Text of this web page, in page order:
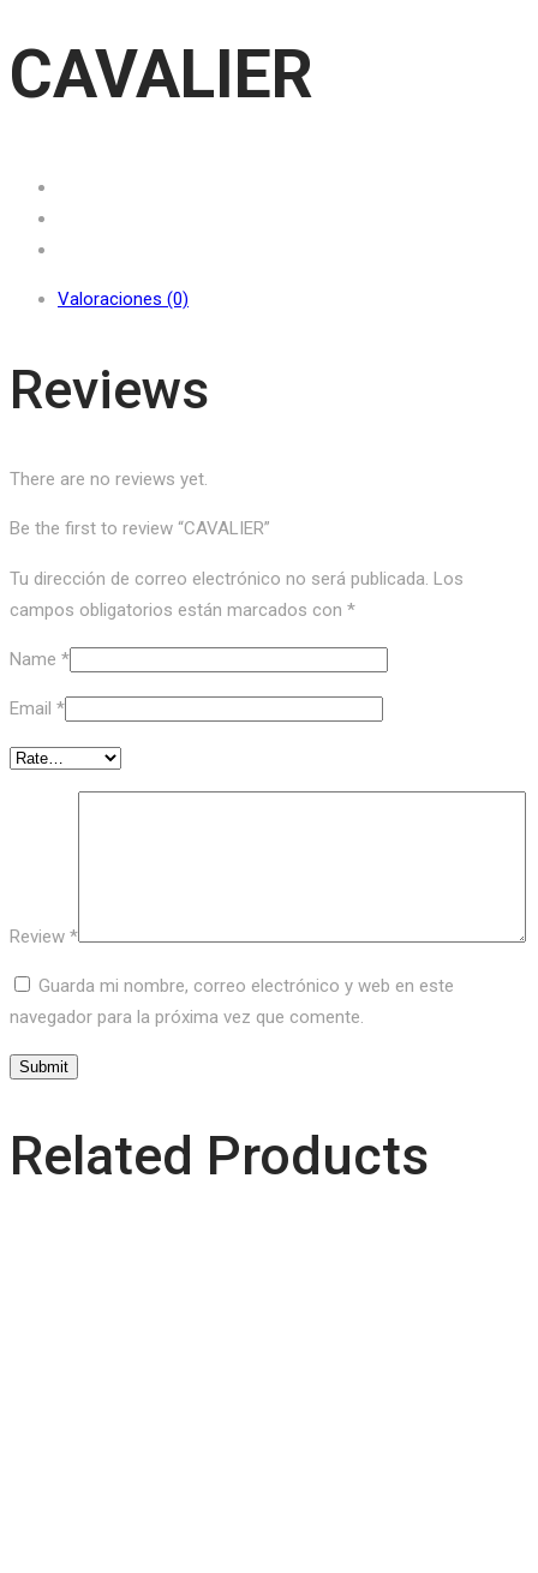
CAVALIER
Valoraciones (0)
Reviews
There are no reviews yet.
Be the first to review “CAVALIER”
Tu dirección de correo electrónico no será publicada. Los
campos obligatorios están marcados con *
Name *
Email *
Review *
Guarda mi nombre, correo electrónico y web en este
navegador para la próxima vez que comente.
Related Products